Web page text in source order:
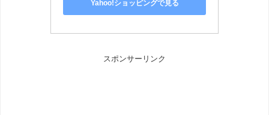
Yahoo!ショッピングで見る
スポンサーリンク